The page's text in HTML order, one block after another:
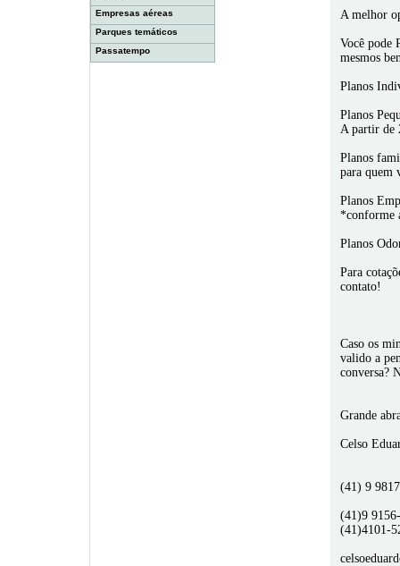
Empresas aéreas
Parques temáticos
Passatempo
A melhor
Você pode
mesmos
Planos
Planos
A partir de
Planos
para quem
Planos
*conforme
Planos
Para
contato!
Caso os
valido a
conversa?
Grande
Celso
(41) 9
(41)9
(41)4101-